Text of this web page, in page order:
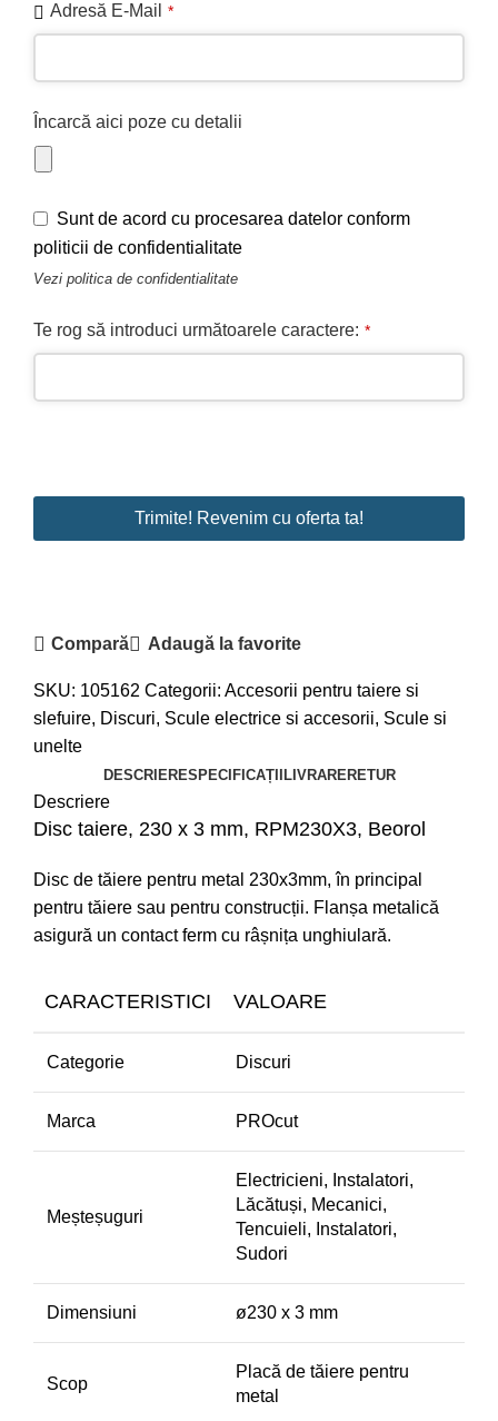
Adresă E-Mail *
Your
Website
Încarcă aici poze cu detalii
Sunt de acord cu procesarea datelor conform
politicii de confidentialitate
Vezi politica de confidentialitate
Te rog să introduci următoarele caractere: *
Trimite! Revenim cu oferta ta!
Compară Adaugă la favorite
SKU: 105162 Categorii: Accesorii pentru taiere si
slefuire, Discuri, Scule electrice si accesorii, Scule si
unelte
DESCRIERESPECIFICAȚII LIVRARE RETUR
Descriere
Disc taiere, 230 x 3 mm, RPM230X3, Beorol
Disc de tăiere pentru metal 230x3mm, în principal
pentru tăiere sau pentru construcții. Flanșa metalică
asigură un contact ferm cu râșnița unghiulară.
CARACTERISTICI VALOARE
Categorie Discuri
Marca PROcut
Meșteșuguri
Electricieni, Instalatori,
Lăcătuși, Mecanici,
Tencuieli, Instalatori,
Sudori
Dimensiuni ø230 x 3 mm
Scop
Placă de tăiere pentru
metal